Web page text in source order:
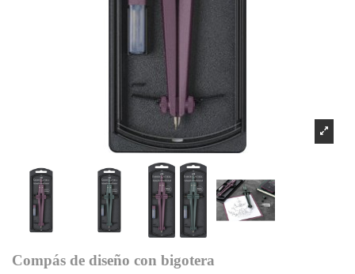
Compás de diseño con bigotera